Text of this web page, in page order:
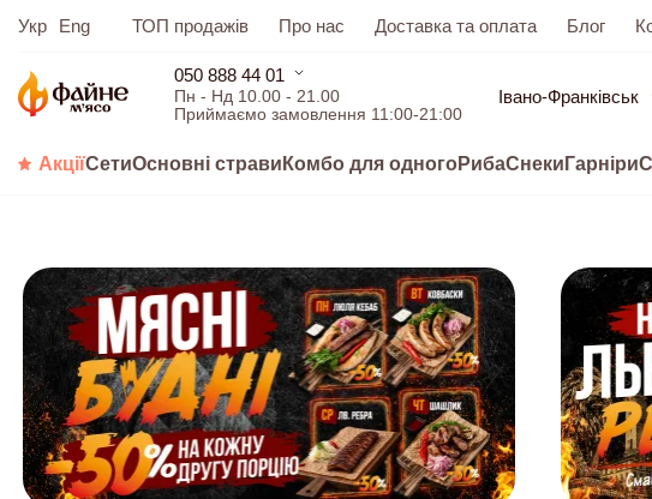
Укр Eng ТОП продажів Про нас Доставка та оплата Блог
050 888 44 01
Пн - Нд 10.00 - 21.00
Приймаємо замовлення 11:00-21:00
Івано-Франківськ
АкціїСетиОсновні страви Комбо для одногоРибаСнеки Гарніри